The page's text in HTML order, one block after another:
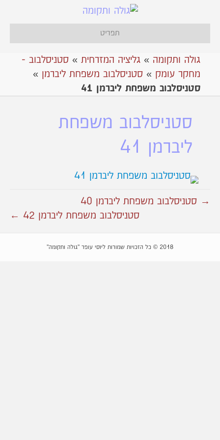
תפריט
גולה ותקומה » גליציה המזרחית » סטניסלבוב -
מחקר עומק » סטניסלבוב משפחת ליברמן »
סטניסלבוב משפחת ליברמן 41
סטניסלבוב משפחת
ליברמן 41
→ סטניסלבוב משפחת ליברמן 40
סטניסלבוב משפחת ליברמן 42 ←
2018 © כל הזכויות שמורות ליוסי עופר "גולה ותקומה"